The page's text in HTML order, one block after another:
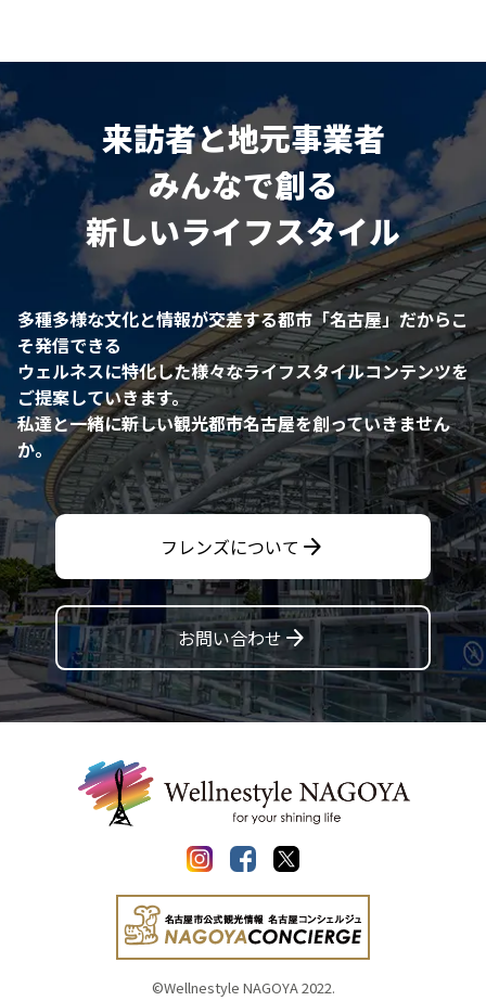
来訪者と地元事業者
みんなで創る
新しいライフスタイル
多種多様な文化と情報が交差する都市「名古屋」だからこ
そ発信できる
ウェルネスに特化した様々なライフスタイルコンテンツを
ご提案していきます。
私達と一緒に新しい観光都市名古屋を創っていきません
か。
フレンズについて arrow_forward
お問い合わせarrow_forward
©Wellnestyle NAGOYA 2022.